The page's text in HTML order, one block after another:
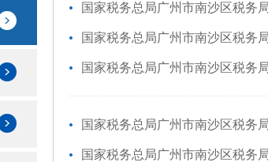
国家税务总局广州市南沙区税务
国家税务总局广州市南沙区税务
国家税务总局广州市南沙区税务
国家税务总局广州市南沙区税务
国家税务总局广州市南沙区税务